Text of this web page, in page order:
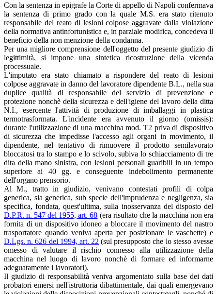
Con la sentenza in epigrafe la Corte di appello di Napoli confermava
la sentenza di primo grado con la quale M.S. era stato ritenuto
responsabile del reato di lesioni colpose aggravate dalla violazione
della normativa antinfortunistica e, in parziale modifica, concedeva il
beneficio della non menzione della condanna.
Per una migliore comprensione dell'oggetto del presente giudizio di
legittimità, si impone una sintetica ricostruzione della vicenda
processuale.
L'imputato era stato chiamato a rispondere del reato di lesioni
colpose aggravate in danno del lavoratore dipendente B.L., nella sua
duplice qualità di responsabile del servizio di prevenzione e
protezione nonchè della sicurezza e dell'igiene del lavoro della ditta
N.I., esercente l'attività di produzione di imballaggi in plastica
termotrasformata. L'incidente era avvenuto il giorno (omissis):
durante l'utilizzazione di una macchina mod. T2 priva di dispositivo
di sicurezza che impedisse l'accesso agli organi in movimento, il
dipendente, nel tentativo di rimuovere il prodotto semilavorato
bloccatosi tra lo stampo e lo scivolo, subiva lo schiacciamento di tre
dita della mano sinistra, con lesioni personali guaribili in un tempo
superiore ai 40 gg. e conseguente indebolimento permanente
dell'organo prensorio.
Al M., tratto in giudizio, venivano contestati profili di colpa
generica, sia generica, sub specie dell'imprudenza e negligenza, sia
specifica, fondata, quest'ultima, sulla inosservanza del disposto del
D.P.R. n. 547 del 1955, art. 68 (era risultato che la macchina non era
fornita di un dispositivo idoneo a bloccare il movimento del nastro
trasportatore quando veniva aperta per posizionare le vaschette) e
D.Lgs. n. 626 del 1994, art. 22 (sul presupposto che lo stesso avesse
omesso di valutare il rischio connesso alla utilizzazione della
macchina nel luogo di lavoro nonchè di formare ed informarne
adeguatamente i lavoratori).
Il giudizio di responsabilità veniva argomentato sulla base dei dati
probatori emersi nell'istruttoria dibattimentale, dai quali emergevano